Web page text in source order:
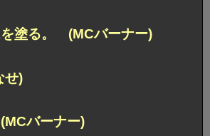
塗る。 (MCバーナー)
せ)
バーナー)